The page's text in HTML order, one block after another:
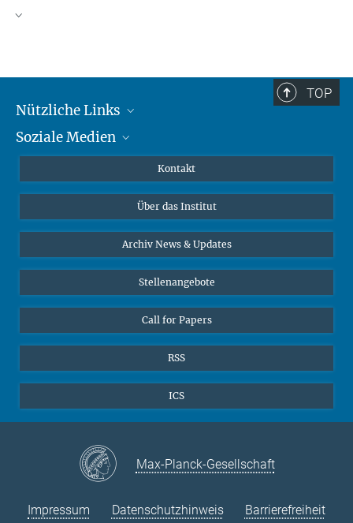
TOP
Nützliche Links
MMG Alumni Corner
Interviews zum Thema "Diversity"
Soziale Medien
Kontakt
Über das Institut
Archiv News & Updates
Stellenangebote
Call for Papers
RSS
ICS
Max-Planck-Gesellschaft
Impressum Datenschutzhinweis Barrierefreiheit